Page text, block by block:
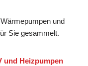
und
Sie gesammelt.
und Heizpumpen